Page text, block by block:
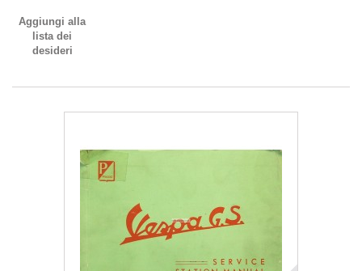
Aggiungi alla
lista dei
desideri